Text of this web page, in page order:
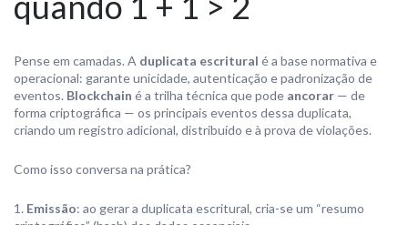
Pense em camadas. A duplicata escritural é a base normativa e
operacional: garante unicidade, autenticação e padronização de
eventos. Blockchain é a trilha técnica que pode ancorar — de
forma criptográfica — os principais eventos dessa duplicata,
criando um registro adicional, distribuído e à prova de violações.
Como isso conversa na prática?
Emissão: ao gerar a duplicata escritural, cria-se um “resumo